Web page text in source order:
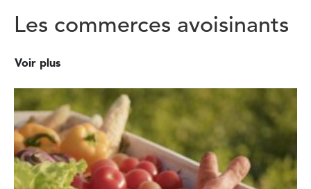
Les commerces avoisinants
Voir plus